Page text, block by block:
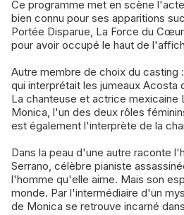
Ce programme met en scène
bien connu pour ses apparitions
Portée Disparue, La Force du
pour avoir occupé le haut de
Autre membre de choix du casting
qui interprétait les jumeaux Acosta
La chanteuse et actrice mexicaine
Monica, l'un des deux rôles
est également l'interprète de la
Dans la peau d'une autre raconte
Serrano, célèbre pianiste
l'homme qu'elle aime. Mais son
monde. Par l'intermédiaire d'un
de Monica se retrouve incarné